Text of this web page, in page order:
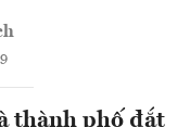
thành phố đắt